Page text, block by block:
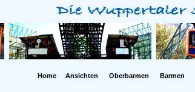
Home Ansichten Oberbarmen Barmen